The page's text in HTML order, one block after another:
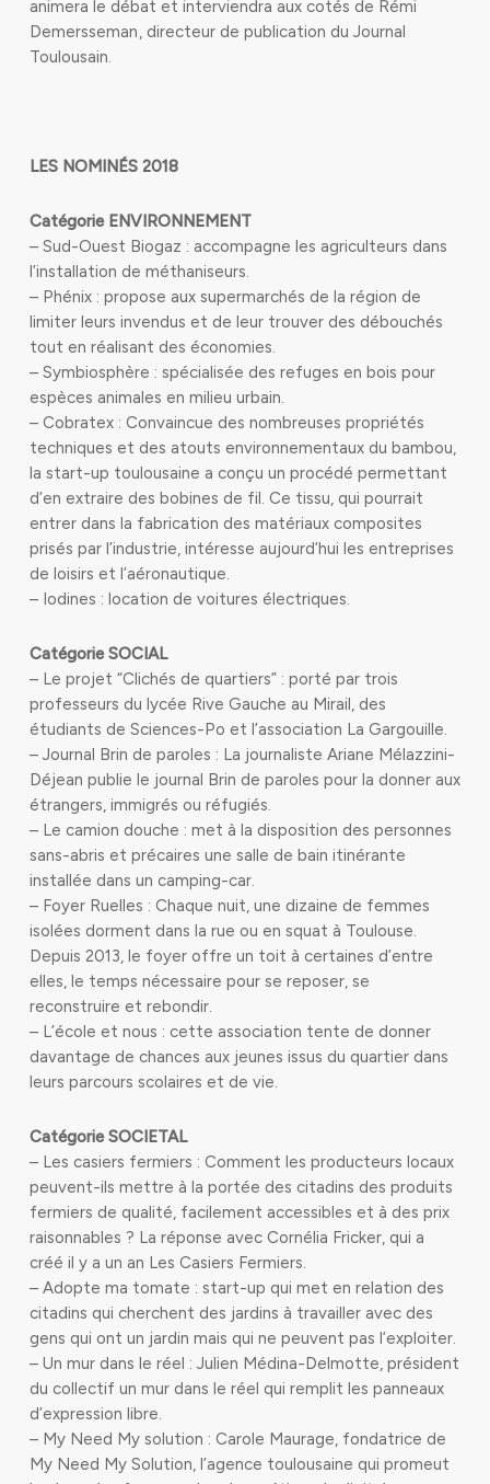
animera le débat et interviendra aux cotés de Rémi
Demersseman , directeur de publication du Journal
Toulousain.
LES NOMINÉS 2018
Catégorie ENVIRONNEMENT
– Sud-Ouest Biogaz : accompagne les agriculteurs dans
l’installation de méthaniseurs.
– Phénix : propose aux supermarchés de la région de
limiter leurs invendus et de leur trouver des débouchés
tout en réalisant des économies.
– Symbiosphère : spécialisée des refuges en bois pour
espèces animales en milieu urbain.
– Cobratex : Convaincue des nombreuses propriétés
techniques et des atouts environnementaux du bambou,
la start-up toulousaine a conçu un procédé permettant
d’en extraire des bobines de fil. Ce tissu, qui pourrait
entrer dans la fabrication des matériaux composites
prisés par l’industrie, intéresse aujourd’hui les entreprises
de loisirs et l’aéronautique.
– Iodines : location de voitures électriques.
Catégorie SOCIAL
– Le projet “Clichés de quartiers” : porté par trois
professeurs du lycée Rive Gauche au Mirail, des
étudiants de Sciences-Po et l’association La Gargouille.
– Journal Brin de paroles : La journaliste Ariane Mélazzini-
Déjean publie le journal Brin de paroles pour la donner aux
étrangers, immigrés ou réfugiés.
– Le camion douche : met à la disposition des personnes
sans-abris et précaires une salle de bain itinérante
installée dans un camping-car.
– Foyer Ruelles : Chaque nuit, une dizaine de femmes
isolées dorment dans la rue ou en squat à Toulouse.
Depuis 2013, le foyer offre un toit à certaines d’entre
elles, le temps nécessaire pour se reposer, se
reconstruire et rebondir.
– L’école et nous : cette association tente de donner
davantage de chances aux jeunes issus du quartier dans
leurs parcours scolaires et de vie.
Catégorie SOCIETAL
– Les casiers fermiers : Comment les producteurs locaux
peuvent-ils mettre à la portée des citadins des produits
fermiers de qualité, facilement accessibles et à des prix
raisonnables ? La réponse avec Cornélia Fricker, qui a
créé il y a un an Les Casiers Fermiers.
– Adopte ma tomate : start-up qui met en relation des
citadins qui cherchent des jardins à travailler avec des
gens qui ont un jardin mais qui ne peuvent pas l’exploiter.
– Un mur dans le réel : Julien Médina-Delmotte, président
du collectif un mur dans le réel qui remplit les panneaux
d’expression libre.
– My Need My solution : Carole Maurage, fondatrice de
My Need My Solution, l’agence toulousaine qui promeut